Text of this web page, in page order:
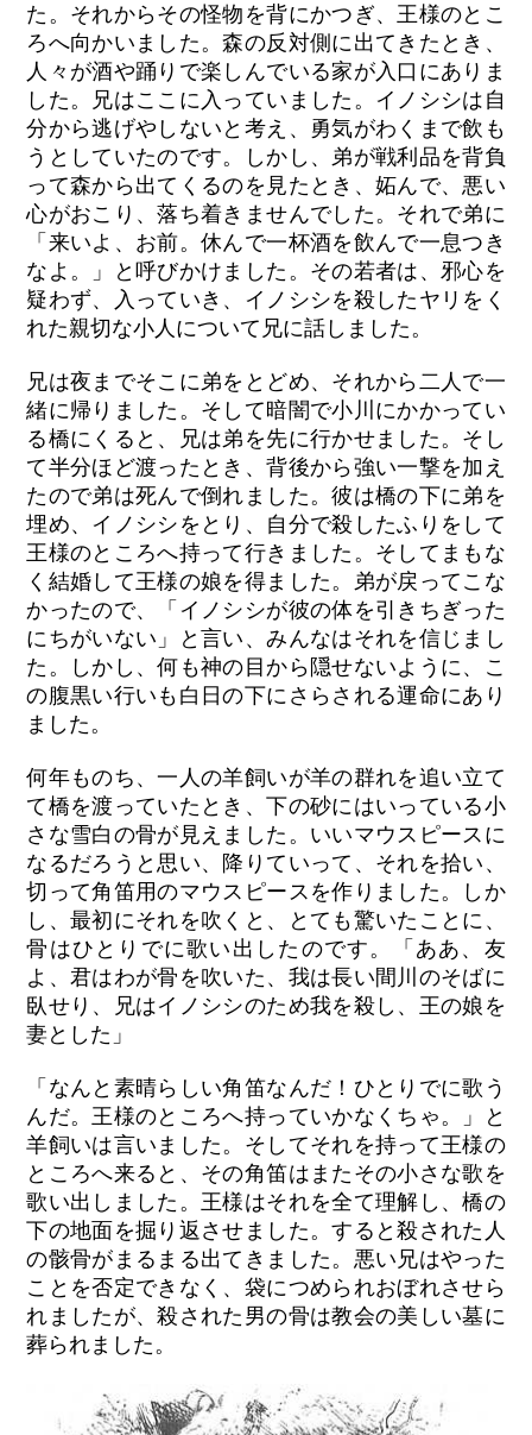
た。それからその怪物を背にかつぎ、王様のとこ
ろへ向かいました。森の反対側に出てきたとき、
人々が酒や踊りで楽しんでいる家が入口にありま
した。兄はここに入っていました。イノシシは自
分から逃げやしないと考え、勇気がわくまで飲も
うとしていたのです。しかし、弟が戦利品を背負
って森から出てくるのを見たとき、妬んで、悪い
心がおこり、落ち着きませんでした。それで弟に
「来いよ、お前。休んで一杯酒を飲んで一息つき
なよ。」と呼びかけました。その若者は、邪心を
疑わず、入っていき、イノシシを殺したヤリをく
れた親切な小人について兄に話しました。
兄は夜までそこに弟をとどめ、それから二人で一
緒に帰りました。そして暗闇で小川にかかってい
る橋にくると、兄は弟を先に行かせました。そし
て半分ほど渡ったとき、背後から強い一撃を加え
たので弟は死んで倒れました。彼は橋の下に弟を
埋め、イノシシをとり、自分で殺したふりをして
王様のところへ持って行きました。そしてまもな
く結婚して王様の娘を得ました。弟が戻ってこな
かったので、「イノシシが彼の体を引きちぎった
にちがいない」と言い、みんなはそれを信じまし
た。しかし、何も神の目から隠せないように、こ
の腹黒い行いも白日の下にさらされる運命にあり
ました。
何年ものち、一人の羊飼いが羊の群れを追い立て
て橋を渡っていたとき、下の砂にはいっている小
さな雪白の骨が見えました。いいマウスピースに
なるだろうと思い、降りていって、それを拾い、
切って角笛用のマウスピースを作りました。しか
し、最初にそれを吹くと、とても驚いたことに、
骨はひとりでに歌い出したのです。「ああ、友
よ、君はわが骨を吹いた、我は長い間川のそばに
臥せり、兄はイノシシのため我を殺し、王の娘を
妻とした」
「なんと素晴らしい角笛なんだ！ひとりでに歌う
んだ。王様のところへ持っていかなくちゃ。」と
羊飼いは言いました。そしてそれを持って王様の
ところへ来ると、その角笛はまたその小さな歌を
歌い出しました。王様はそれを全て理解し、橋の
下の地面を掘り返させました。すると殺された人
の骸骨がまるまる出てきました。悪い兄はやった
ことを否定できなく、袋につめられおぼれさせら
れましたが、殺された男の骨は教会の美しい墓に
葬られました。